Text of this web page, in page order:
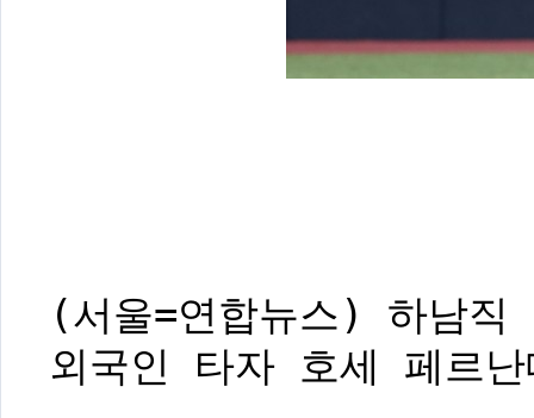
(서울=연합뉴스) 하남
외국인 타자 호세 페르